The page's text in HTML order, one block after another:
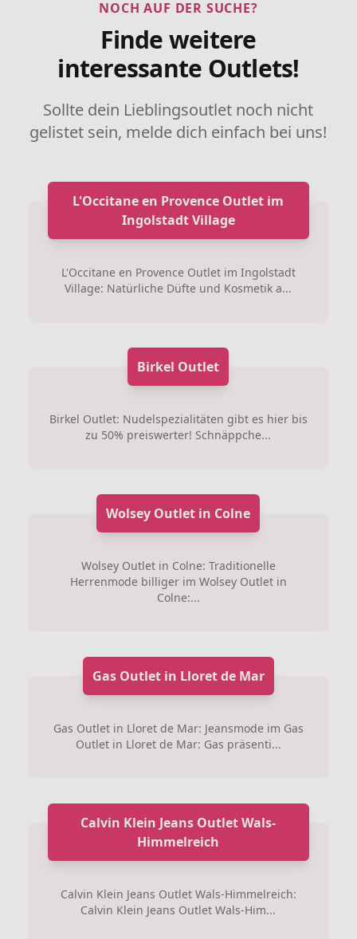
NOCH AUF DER SUCHE?
Finde weitere
interessante Outlets!
Sollte dein Lieblingsoutlet noch nicht
gelistet sein, melde dich einfach bei uns!
L'Occitane en Provence Outlet im
Ingolstadt Village
L'Occitane en Provence Outlet im Ingolstadt
Village: Natürliche Düfte und Kosmetik a...
Birkel Outlet
Birkel Outlet: Nudelspezialitäten gibt es hier bis
zu 50% preiswerter! Schnäppche...
Wolsey Outlet in Colne
Wolsey Outlet in Colne: Traditionelle
Herrenmode billiger im Wolsey Outlet in
Colne:...
Gas Outlet in Lloret de Mar
Gas Outlet in Lloret de Mar: Jeansmode im Gas
Outlet in Lloret de Mar: Gas präsenti...
Calvin Klein Jeans Outlet Wals-
Himmelreich
Calvin Klein Jeans Outlet Wals-Himmelreich:
Calvin Klein Jeans Outlet Wals-Him...